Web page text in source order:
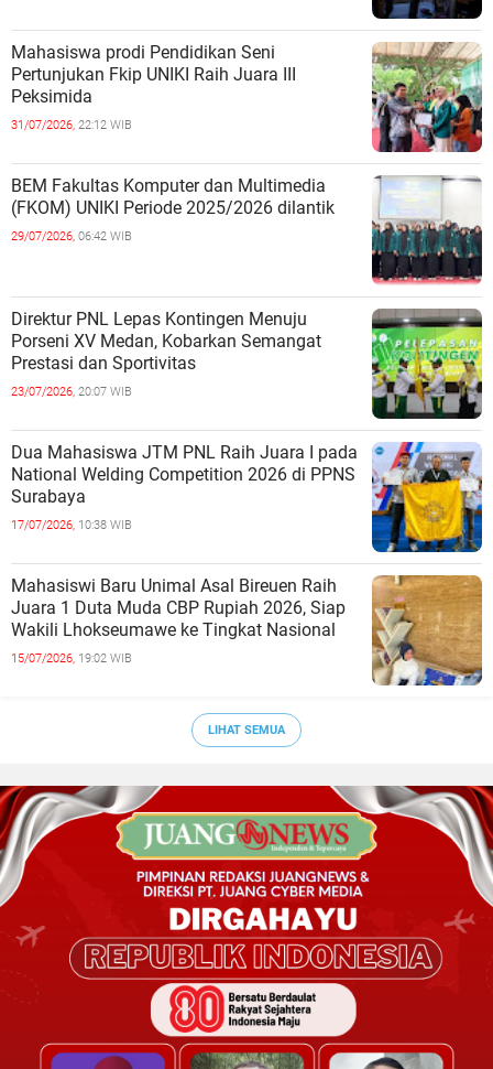
Mahasiswa prodi Pendidikan Seni
Pertunjukan Fkip UNIKI Raih Juara III
Peksimida
31/07/2026, 22:12 WIB
BEM Fakultas Komputer dan Multimedia
(FKOM) UNIKI Periode 2025/2026 dilantik
29/07/2026, 06:42 WIB
Direktur PNL Lepas Kontingen Menuju
Porseni XV Medan, Kobarkan Semangat
Prestasi dan Sportivitas
23/07/2026, 20:07 WIB
Dua Mahasiswa JTM PNL Raih Juara I pada
National Welding Competition 2026 di PPNS
Surabaya
17/07/2026, 10:38 WIB
Mahasiswi Baru Unimal Asal Bireuen Raih
Juara 1 Duta Muda CBP Rupiah 2026, Siap
Wakili Lhokseumawe ke Tingkat Nasional
15/07/2026, 19:02 WIB
LIHAT SEMUA